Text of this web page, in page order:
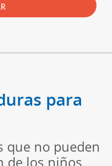
para
que no pueden
de los niños